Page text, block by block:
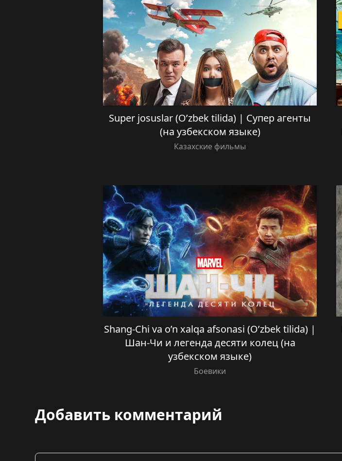
Super josuslar (O’zbek tilida) | Супер агенты
(на узбекском языке)
Казахские фильмы
Shang-Chi va o’n xalqa afsonasi (O’zbek tilida) |
Шан-Чи и легенда десяти колец (на
узбекском языке)
Боевики
Добавить комментарий